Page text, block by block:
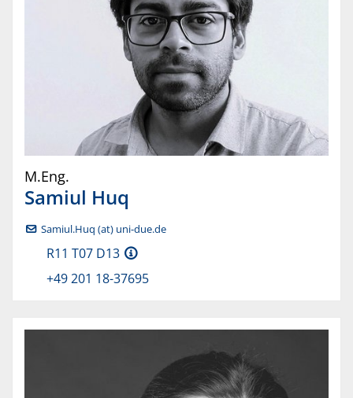
M.Eng.
Samiul Huq
Samiul.Huq (at) uni-due.de
R11 T07 D13
+49 201 18-37695